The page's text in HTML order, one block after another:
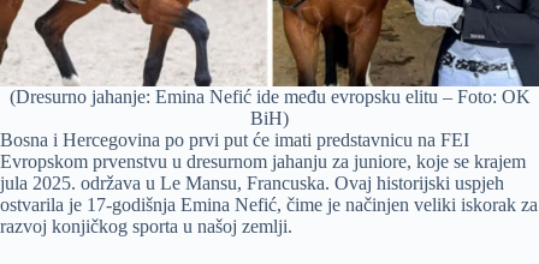
(Dresurno jahanje: Emina Nefić ide među evropsku elitu – Foto: OK
BiH)
Bosna i Hercegovina po prvi put će imati predstavnicu na FEI
Evropskom prvenstvu u dresurnom jahanju za juniore, koje se krajem
jula 2025. održava u Le Mansu, Francuska. Ovaj historijski uspjeh
ostvarila je 17-godišnja Emina Nefić, čime je načinjen veliki iskorak za
razvoj konjičkog sporta u našoj zemlji.